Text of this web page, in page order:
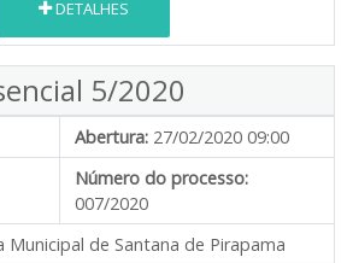
DETALHES
5/2020
Abertura: 27/02/2020 09:00
Número do processo:
007/2020
Municipal de Santana de Pirapama